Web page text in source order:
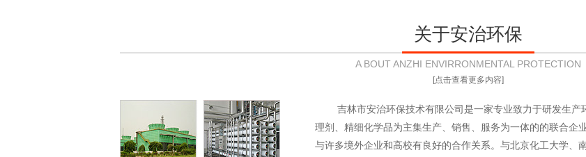
关于安治环保
A BOUT ANZHI ENVIRRONMENTAL PROTECTION
[点击查看更多内容]
吉林市安治环保技术有限公司是一家专业致力于研发生产
理剂、精细化学品为主集生产、销售、服务为一体的的联合企
与许多境外企业和高校有良好的合作关系。与北京化工大学、